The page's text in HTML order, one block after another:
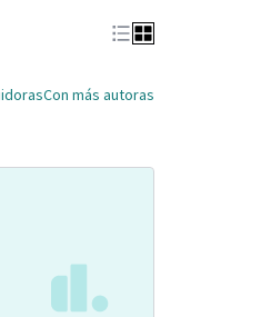
Con más autoras